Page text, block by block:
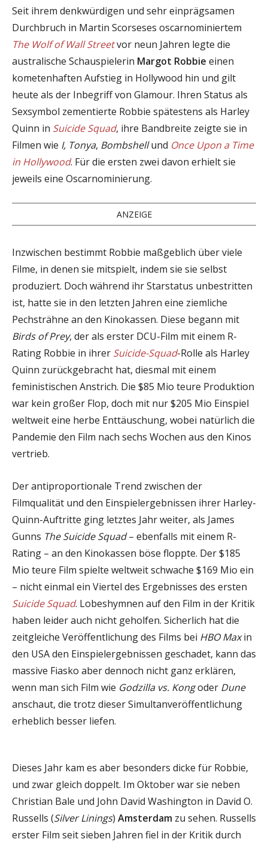
Seit ihrem denkwürdigen und sehr einprägsamen
Durchbruch in Martin Scorseses oscarnominiertem
The Wolf of Wall Streetvor neun Jahren legte die
australische Schauspielerin Margot Robbie einen
kometenhaften Aufstieg in Hollywood hin und gilt
heute als der Inbegriff von Glamour. Ihren Status als
Sexsymbol zementierte Robbie spätestens als Harley
Quinn in Suicide Squad, ihre Bandbreite zeigte sie in
Filmen wie I, Tonya, Bombshellund Once Upon a Time
in Hollywood. Für die ersten zwei davon erhielt sie
jeweils eine Oscarnominierung.
ANZEIGE
Inzwischen bestimmt Robbie maßgeblich über viele
Filme, in denen sie mitspielt, indem sie sie selbst
produziert. Doch während ihr Starstatus unbestritten
ist, hatte sie in den letzten Jahren eine ziemliche
Pechsträhne an den Kinokassen. Diese begann mit
Birds of Prey, der als erster DCU-Film mit einem R-
Rating Robbie in ihrer Suicide-Squad-Rolle als Harley
Quinn zurückgebracht hat, diesmal mit einem
feministischen Anstrich. Die $85 Mio teure Produktion
war kein großer Flop, doch mit nur $205 Mio Einspiel
weltweit eine herbe Enttäuschung, wobei natürlich die
Pandemie den Film nach sechs Wochen aus den Kinos
vertrieb.
Der antiproportionale Trend zwischen der
Filmqualität und den Einspielergebnissen ihrer Harley-
Quinn-Auftritte ging letztes Jahr weiter, als James
Gunns The Suicide Squad– ebenfalls mit einem R-
Rating – an den Kinokassen böse floppte. Der $185
Mio teure Film spielte weltweit schwache $169 Mio ein
– nicht einmal ein Viertel des Ergebnisses des ersten
Suicide Squad. Lobeshymnen auf den Film in der Kritik
haben leider auch nicht geholfen. Sicherlich hat die
zeitgleiche Veröffentlichung des Films bei HBO Maxin
den USA den Einspielergebnissen geschadet, kann das
massive Fiasko aber dennoch nicht ganz erklären,
wenn man sich Film wie Godzilla vs. Kongoder Dune
anschaut, die trotz dieser Simultanveröffentlichung
erheblich besser liefen.
Dieses Jahr kam es aber besonders dicke für Robbie,
und zwar gleich doppelt. Im Oktober war sie neben
Christian Bale und John David Washington in David O.
Russells (Silver Linings) Amsterdam zu sehen. Russells
erster Film seit sieben Jahren fiel in der Kritik durch